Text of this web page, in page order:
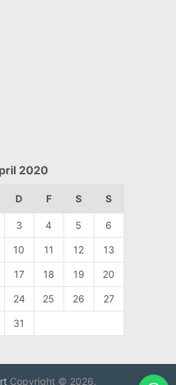
2020
D F S S
3 4 5 6
10 11 12 13
17 18 19 20
24 25 26 27
31
Copyright © 2026.